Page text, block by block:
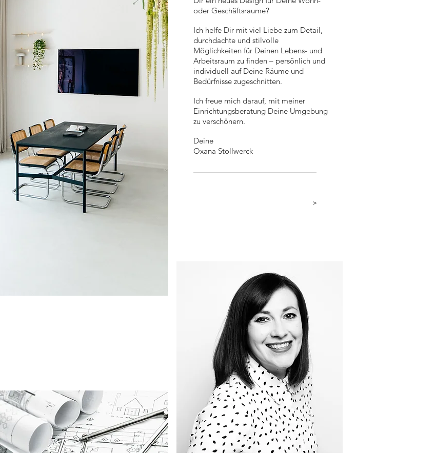
oder Geschäftsraume?
Ich helfe Dir mit viel Liebe zum Detail,
durchdachte und stilvolle
Möglichkeiten für Deinen Lebens- und
Arbeitsraum zu finden – persönlich und
individuell auf Deine Räume und
Bedürfnisse zugeschnitten.
Ich freue mich darauf, mit meiner
Einrichtungsberatung Deine Umgebung
zu verschönern.
Deine
Oxana Stollwerck
>